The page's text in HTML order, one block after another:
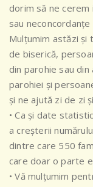
dorim să ne
sau
Mulțumim astăzi
de biserică,
din parohie sau
parohiei și
și ne ajută zi de zi
• Ca și date
a creșterii
dintre care 550
care doar o parte
• Vă mulțumim